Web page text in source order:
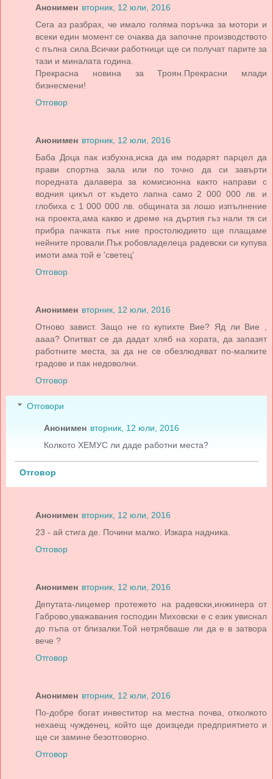
Анонимен вторник, 12 юли, 2016
Сега аз разбрах, че имало голяма поръчка за мотори и
всеки един момент се очаква да започне производството
с пълна сила.Всички работници ще си получат парите за
тази и миналата година.
Прекрасна новина за Троян.Прекрасни млади
бизнесмени!
Отговор
Анонимен вторник, 12 юли, 2016
Баба Доца пак избухна,иска да им подарят парцел да
прави спортна зала или по точно да си завърти
поредната далавера за комисионна както направи с
водния цикъл от където лапна само 2 000 000 лв. и
глобиха с 1 000 000 лв. общината за лошо изпълнение
на проекта,ама какво и дреме на дъртия гъз нали тя си
прибра пачката пък ние простолюдието ще плащаме
нейните провали.Пък робовладелеца радевски си купува
имоти ама той е 'светец'
Отговор
Анонимен вторник, 12 юли, 2016
Отново завист. Защо не го купихте Вие? Яд ли Вие ,
аааа? Опитват се да дадат хляб на хората, да запазят
работните места, за да не се обезлюдяват по-малките
градове и пак недоволни.
Отговор
Отговори
Анонимен вторник, 12 юли, 2016
Колкото ХЕМУС ли даде работни места?
Отговор
Анонимен вторник, 12 юли, 2016
23 - ай стига де. Почини малко. Изкара надника.
Отговор
Анонимен вторник, 12 юли, 2016
Депутата-лицемер протежето на радевски,инжинера от
Габрово,уважавания господин Миховски е с език увиснал
до пъпа от близалки.Той нетрябваше ли да е в затвора
вече ?
Отговор
Анонимен вторник, 12 юли, 2016
По-добре богат инвеститор на местна почва, отколкото
нехаещ чужденец, който ще доизцеди предприятието и
ще си замине безотговорно.
Отговор